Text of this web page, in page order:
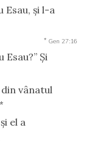
Esau, şi l-a
* Gen 27:16
Esau?” Şi
din vânatul
*
el a